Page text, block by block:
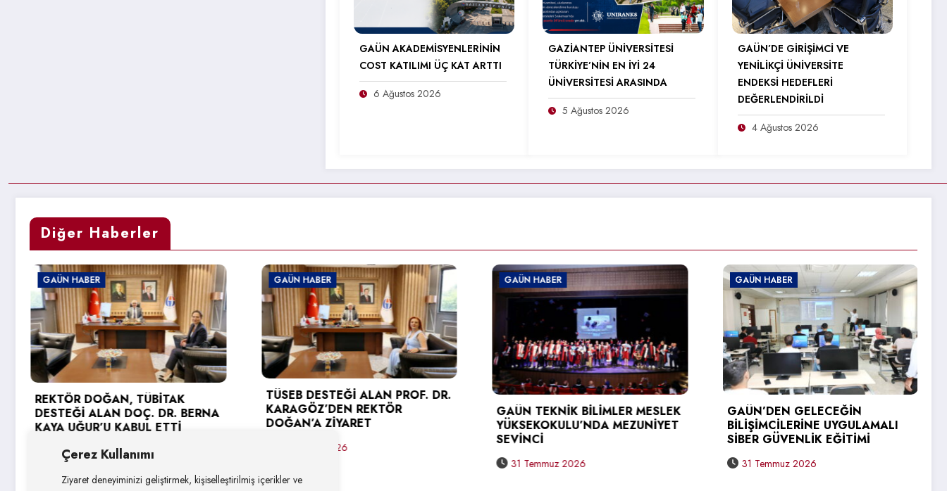
Çerez Kullanımı
Ziyaret deneyiminizi geliştirmek, kişiselleştirilmiş içerikler ve
GAÜN AKADEMİSYENLERİNİN
COST KATILIMI ÜÇ KAT ARTTI
6 Ağustos 2026
GAZİANTEP ÜNİVERSİTESİ
TÜRKİYE’NİN EN İYİ 24
ÜNİVERSİTESİ ARASINDA
5 Ağustos 2026
GAÜN’DE GİRİŞİMCİ VE
YENİLİKÇİ ÜNİVERSİTE
ENDEKSİ HEDEFLERİ
DEĞERLENDİRİLDİ
4 Ağustos 2026
Diğer Haberler
GAÜN HABER
TÜSEB DESTEĞİ ALAN PROF. DR.
KARAGÖZ’DEN REKTÖR
DOĞAN’A ZİYARET
3 Ağustos 2026
GAÜN HABER
GAÜN TEKNİK BİLİMLER MESLEK
YÜKSEKOKULU’NDA MEZUNİYET
GAÜN HABER
GAÜN’DEN GELECEĞİN
BİLİŞİMCİLERİNE UYGULAMALI
SİBER GÜVENLİK EĞİTİMİ
31 Temmuz 2026
GAÜN HABER
GAÜN’DEN ÜRDÜN
ÜNİVERSİTESİNE ERASMUS+
31 Temmuz 2026